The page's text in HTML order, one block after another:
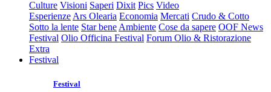
Culture Visioni Saperi Dixit Pics Video
Esperienze Ars Olearia Economia Mercati Crudo & Cotto
Sotto la lente Star bene Ambiente Cose da sapere OOF News
Festival Olio Officina Festival Forum Olio & Ristorazione
Extra
Festival
Festival